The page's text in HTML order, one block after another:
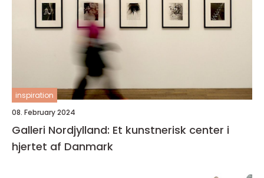
inspiration
08. February 2024
Galleri Nordjylland: Et kunstnerisk center i
hjertet af Danmark